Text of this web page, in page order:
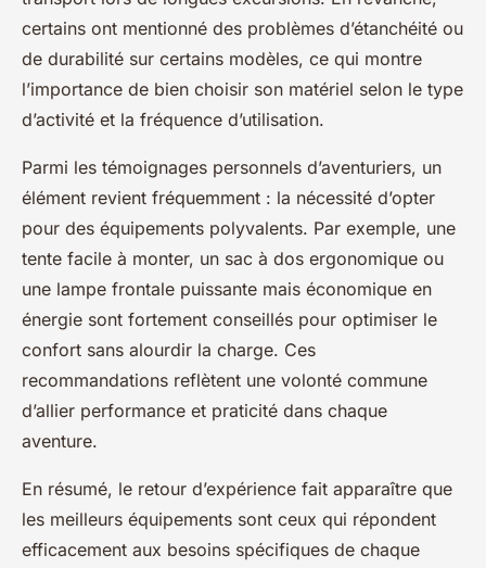
certains ont mentionné des problèmes d’étanchéité ou
de durabilité sur certains modèles, ce qui montre
l’importance de bien choisir son matériel selon le type
d’activité et la fréquence d’utilisation.
Parmi les témoignages personnels d’aventuriers, un
élément revient fréquemment : la nécessité d’opter
pour des équipements polyvalents. Par exemple, une
tente facile à monter, un sac à dos ergonomique ou
une lampe frontale puissante mais économique en
énergie sont fortement conseillés pour optimiser le
confort sans alourdir la charge. Ces
recommandations reflètent une volonté commune
d’allier performance et praticité dans chaque
aventure.
En résumé, le retour d’expérience fait apparaître que
les meilleurs équipements sont ceux qui répondent
efficacement aux besoins spécifiques de chaque